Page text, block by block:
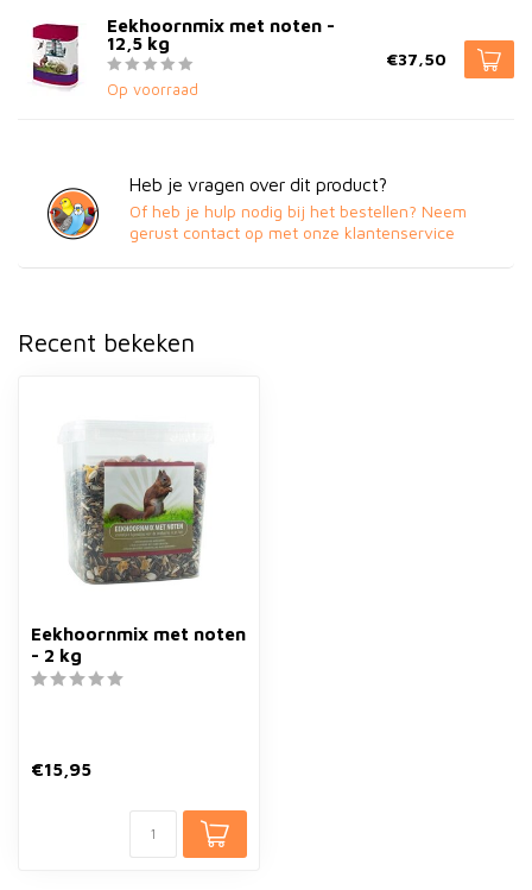
Eekhoornmix met noten -
12,5 kg
Op voorraad
€37,50
Heb je vragen over dit product?
Of heb je hulp nodig bij het bestellen? Neem
gerust contact op met onze klantenservice
Recent bekeken
Eekhoornmix met noten
- 2 kg
€15,95